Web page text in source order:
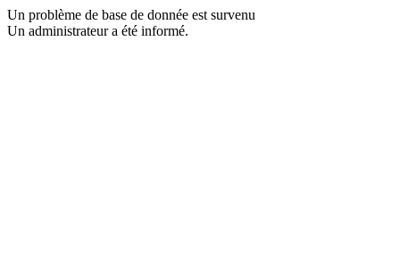
Un problème de base de donnée est survenu
Un administrateur a été informé.